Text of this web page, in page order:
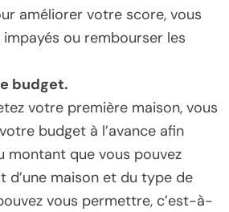
améliorer votre score, vous
ou rembourser les
budget.
votre première maison, vous
budget à l’avance afin
montant que vous pouvez
d’une maison et du type de
vous permettre, c’est-à-